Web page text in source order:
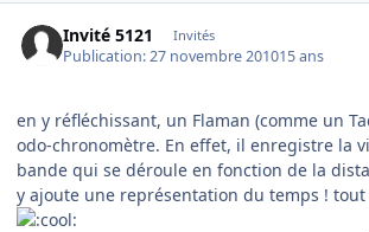
Invité 5121 Invités
Publication:27 novembre 201015 ans
en y réfléchissant, un Flaman (comme un
odo-chronomètre. En effet, il enregistre la
bande qui se déroule en fonction de la
y ajoute une représentation du temps !